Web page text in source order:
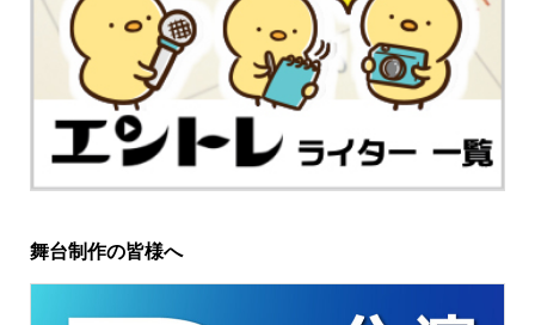
舞台制作の皆様へ